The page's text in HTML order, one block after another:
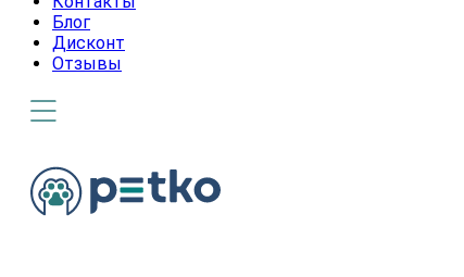
Блог
Дисконт
Отзывы